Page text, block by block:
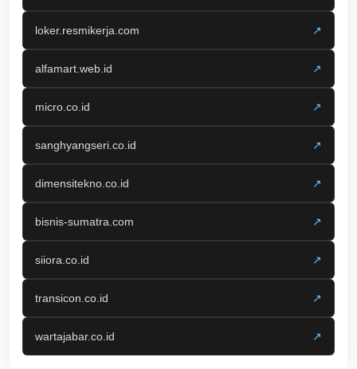
loker.resmikerja.com ↗
alfamart.web.id ↗
micro.co.id ↗
sanghyangseri.co.id ↗
dimensitekno.co.id ↗
bisnis-sumatra.com ↗
siiora.co.id ↗
transicon.co.id ↗
wartajabar.co.id ↗